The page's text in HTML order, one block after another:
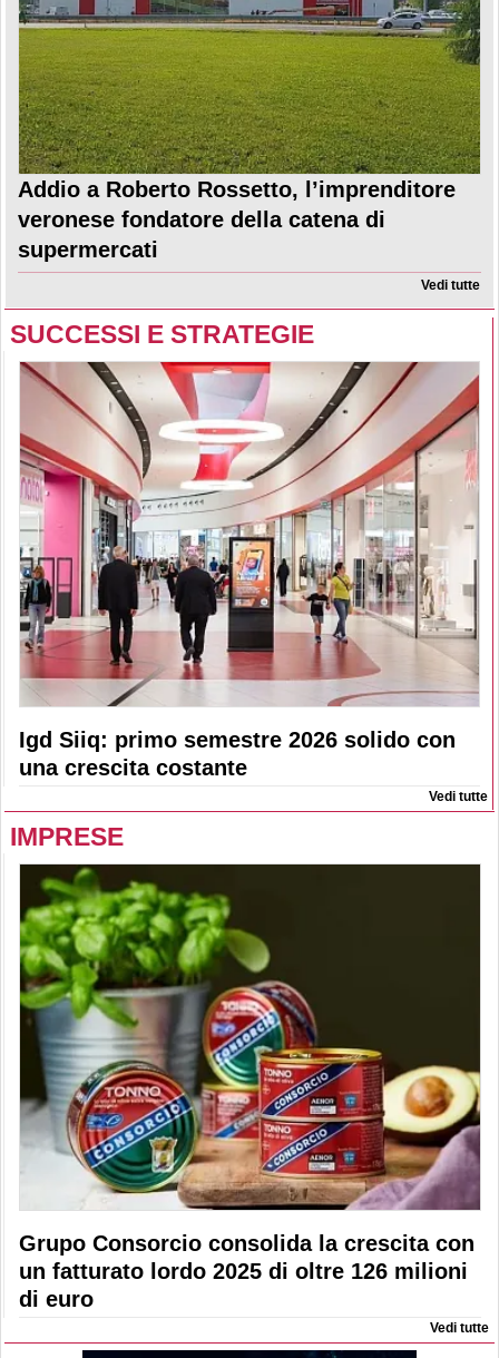
Addio a Roberto Rossetto, l’imprenditore
veronese fondatore della catena di
supermercati
Vedi tutte
SUCCESSI E STRATEGIE
Igd Siiq: primo semestre 2026 solido con
una crescita costante
Vedi tutte
IMPRESE
Grupo Consorcio consolida la crescita con
un fatturato lordo 2025 di oltre 126 milioni
di euro
Vedi tutte